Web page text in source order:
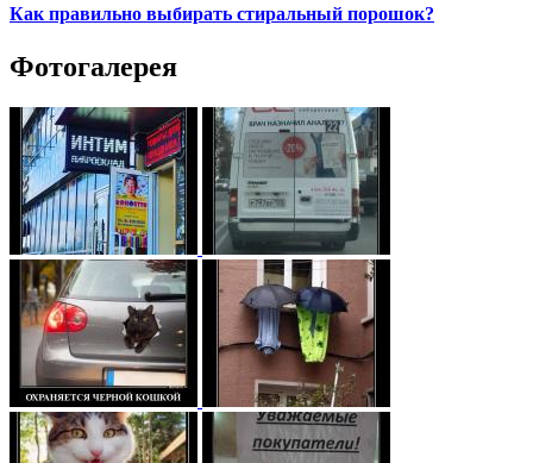
Как правильно выбирать стиральный порошок?
Фотогалерея